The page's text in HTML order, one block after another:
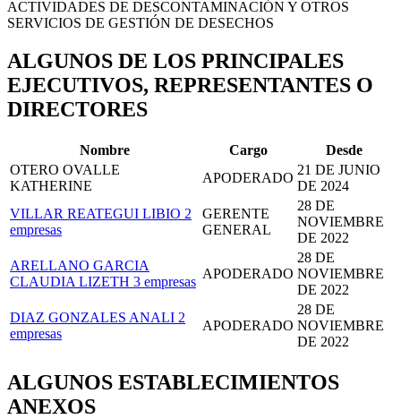
ACTIVIDADES DE DESCONTAMINACIÓN Y OTROS
SERVICIOS DE GESTIÓN DE DESECHOS
ALGUNOS DE LOS PRINCIPALES
EJECUTIVOS, REPRESENTANTES O
DIRECTORES
Nombre Cargo
Desde
OTERO OVALLE
KATHERINE
APODERADO
21 DE JUNIO
DE 2024
VILLAR REATEGUI LIBIO 2
empresas
GERENTE
GENERAL
28 DE
NOVIEMBRE
DE 2022
ARELLANO GARCIA
CLAUDIA LIZETH 3 empresas
APODERADO
28 DE
NOVIEMBRE
DE 2022
DIAZ GONZALES ANALI 2
empresas
APODERADO
28 DE
NOVIEMBRE
DE 2022
ALGUNOS ESTABLECIMIENTOS
ANEXOS